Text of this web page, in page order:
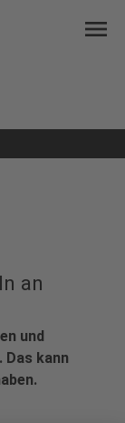
menu
an
und
Das kann